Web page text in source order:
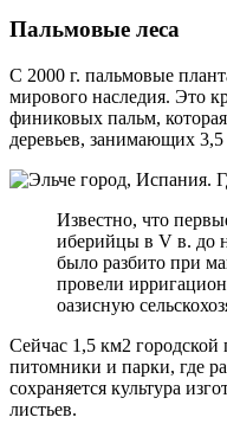
Пальмовые леса
С 2000 г. пальмовые
мирового наследия. Это
финиковых пальм,
деревьев, занимающих
Известно, что
иберийцы в V в. до
было разбито при
провели
оазисную
Сейчас 1,5 км2
питомники и парки, где
сохраняется культура
листьев.